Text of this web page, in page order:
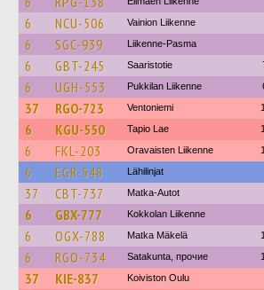
6 NCU-506 Vainion Liikenne
6 SGC-939 Liikenne-Pasma
6 GBT-245 Saaristotie
6 UGH-553 Pukkilan Liikenne
37 RGO-723 Ventoniemi
6 KGU-550 Tapio Lae
6 FKL-203 Oravaisten Liikenne
6 EGR-548 Lähilinjat
37 CBT-737 Matka-Autot
6 GBX-777 Kokkolan Liikenne
6 OGX-788 Matka Mäkelä
6 RGO-734 Satakunta, прочие
37 KIE-837 Koiviston Oulu